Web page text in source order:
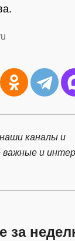
каналы и
важные и
за